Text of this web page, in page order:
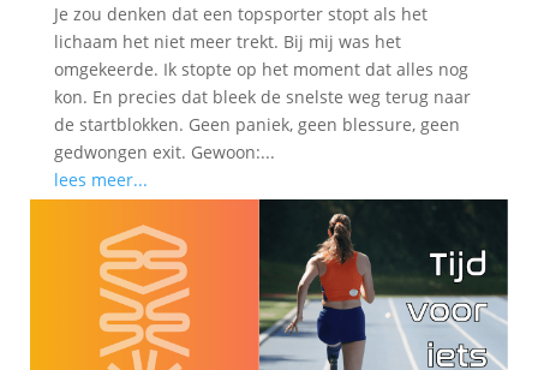
Je zou denken dat een topsporter stopt als het
lichaam het niet meer trekt. Bij mij was het
omgekeerde. Ik stopte op het moment dat alles nog
kon. En precies dat bleek de snelste weg terug naar
de startblokken. Geen paniek, geen blessure, geen
gedwongen exit. Gewoon:...
lees meer...